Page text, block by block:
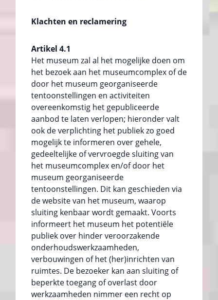
Klachten en reclamering
Artikel 4.1
Het museum zal al het mogelijke doen om
het bezoek aan het museumcomplex of de
door het museum georganiseerde
tentoonstellingen en activiteiten
overeenkomstig het gepubliceerde
aanbod te laten verlopen; hieronder valt
ook de verplichting het publiek zo goed
mogelijk te informeren over gehele,
gedeeltelijke of vervroegde sluiting van
het museumcomplex en/of door het
museum georganiseerde
tentoonstellingen. Dit kan geschieden via
de website van het museum, waarop
sluiting kenbaar wordt gemaakt. Voorts
informeert het museum het potentiële
publiek over hinder veroorzakende
onderhoudswerkzaamheden,
verbouwingen of het (her)inrichten van
ruimtes. De bezoeker kan aan sluiting of
beperkte toegang of overlast door
werkzaamheden nimmer een recht op